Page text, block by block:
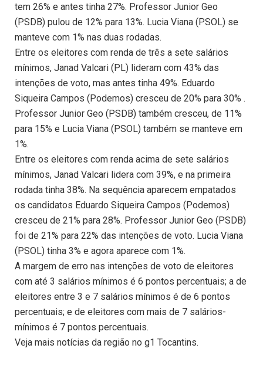
tem 26% e antes tinha 27%. Professor Junior Geo
(PSDB) pulou de 12% para 13%. Lucia Viana (PSOL) se
manteve com 1% nas duas rodadas.
Entre os eleitores com renda de três a sete salários
mínimos, Janad Valcari (PL) lideram com 43% das
intenções de voto, mas antes tinha 49%. Eduardo
Siqueira Campos (Podemos) cresceu de 20% para 30% .
Professor Junior Geo (PSDB) também cresceu, de 11%
para 15% e Lucia Viana (PSOL) também se manteve em
1%.
Entre os eleitores com renda acima de sete salários
mínimos, Janad Valcari lidera com 39%, e na primeira
rodada tinha 38%. Na sequência aparecem empatados
os candidatos Eduardo Siqueira Campos (Podemos)
cresceu de 21% para 28%. Professor Junior Geo (PSDB)
foi de 21% para 22% das intenções de voto. Lucia Viana
(PSOL) tinha 3% e agora aparece com 1%.
A margem de erro nas intenções de voto de eleitores
com até 3 salários mínimos é 6 pontos percentuais; a de
eleitores entre 3 e 7 salários mínimos é de 6 pontos
percentuais; e de eleitores com mais de 7 salários-
mínimos é 7 pontos percentuais.
Veja mais notícias da região no g1 Tocantins.